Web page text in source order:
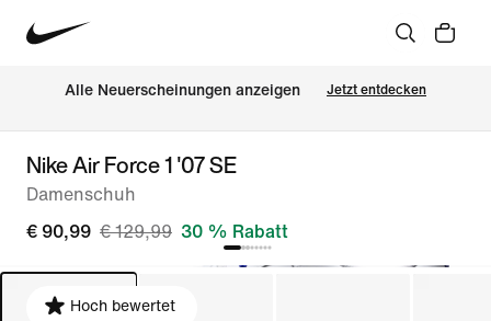
Alle Neuerscheinungen anzeigen Jetzt entdecken
Nike Air Force 1 '07 SE
Damenschuh
€ 90,99 € 129,99 30 % Rabatt
Hoch bewertet